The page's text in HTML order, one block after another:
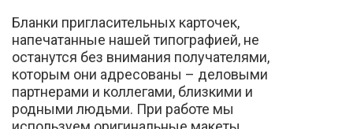
Бланки пригласительных карточек,
напечатанные нашей типографией, не
останутся без внимания получателями,
которым они адресованы – деловыми
партнерами и коллегами, близкими и
родными людьми. При работе мы